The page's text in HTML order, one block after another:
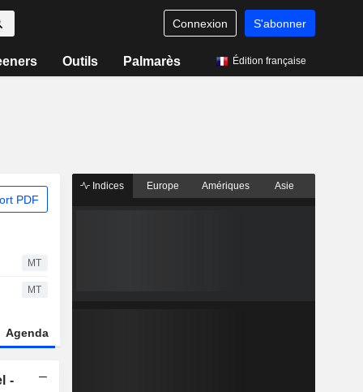
Connexion S'abonner
Outils Palmarès Édition française
PDF
MT
MT
Agenda
-
Indices Europe Amériques Asie